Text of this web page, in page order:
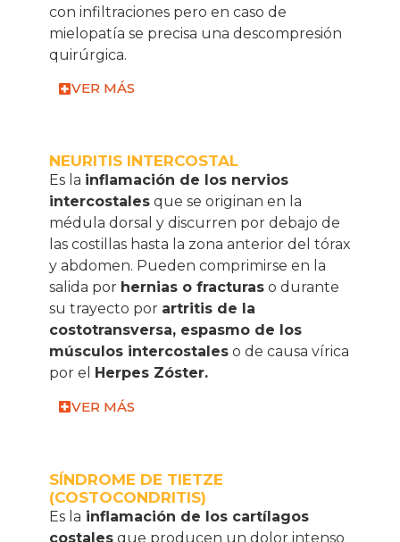
con infiltraciones pero en caso de
mielopatía se precisa una descompresión
quirúrgica.
VER MÁS
NEURITIS INTERCOSTAL
Es la inflamación de los nervios
intercostales que se originan en la
médula dorsal y discurren por debajo de
las costillas hasta la zona anterior del tórax
y abdomen. Pueden comprimirse en la
salida por hernias o fracturas o durante
su trayecto por artritis de la
costotransversa, espasmo de los
músculos intercostales o de causa vírica
por el
Herpes Zóster.
VER MÁS
SÍNDROME DE TIETZE
(COSTOCONDRITIS)
Es la inflamación de los cartílagos
costales que producen un dolor intenso